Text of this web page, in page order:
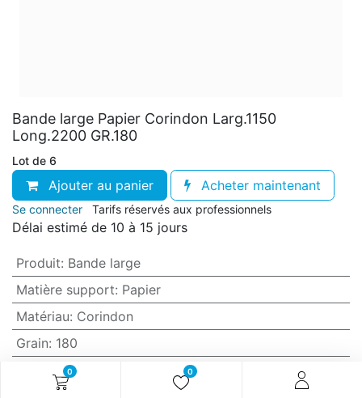
0 0
Bande large Papier Corindon Larg.1150
Long.2200 GR.180
Lot de 6
Ajouter au panier Acheter maintenant
Se connecter Tarifs réservés aux professionnels
Délai estimé de 10 à 15 jours
Produit: Bande large
Matière support: Papier
Matériau: Corindon
Grain: 180
Anti-encrassement
Non (standard)